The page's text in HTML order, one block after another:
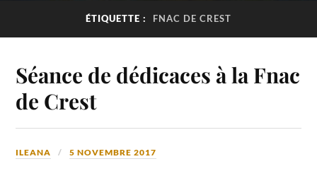
ÉTIQUETTE : FNAC DE CREST
Séance de dédicaces à la Fnac
de Crest
ILEANA 5 NOVEMBRE 2017